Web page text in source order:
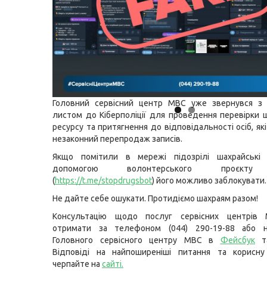
Головний сервісний центр МВС уже звернувся з
листом до Кіберполіції для проведення перевірки
ресурсу та притягнення до відповідальності осіб,
незаконний перепродаж записів.
Якщо помітили в мережі підозрілі шахрайські
допомогою волонтерського проєкту
(https://t.me/stopdrugsbot) його можливо заблокувати.
Не дайте себе ошукати. Протидіємо шахраям разом!
Консультацію щодо послуг сервісних
отримати за телефоном (044) 290-19-88 або
Головного сервісного центру МВС в
Фейсбук
Відповіді на найпоширеніші питання та
черпайте на сайті.